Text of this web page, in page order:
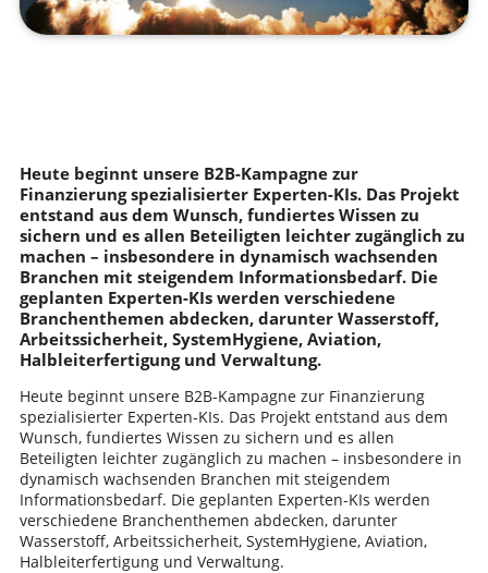
Heute beginnt unsere B2B-Kampagne zur
Finanzierung spezialisierter Experten-KIs. Das Projekt
entstand aus dem Wunsch, fundiertes Wissen zu
sichern und es allen Beteiligten leichter zugänglich zu
machen – insbesondere in dynamisch wachsenden
Branchen mit steigendem Informationsbedarf. Die
geplanten Experten-KIs werden verschiedene
Branchenthemen abdecken, darunter Wasserstoff,
Arbeitssicherheit, SystemHygiene, Aviation,
Halbleiterfertigung und Verwaltung.
Heute beginnt unsere B2B-Kampagne zur Finanzierung
spezialisierter Experten-KIs. Das Projekt entstand aus dem
Wunsch, fundiertes Wissen zu sichern und es allen
Beteiligten leichter zugänglich zu machen – insbesondere in
dynamisch wachsenden Branchen mit steigendem
Informationsbedarf. Die geplanten Experten-KIs werden
verschiedene Branchenthemen abdecken, darunter
Wasserstoff, Arbeitssicherheit, SystemHygiene, Aviation,
Halbleiterfertigung und Verwaltung.